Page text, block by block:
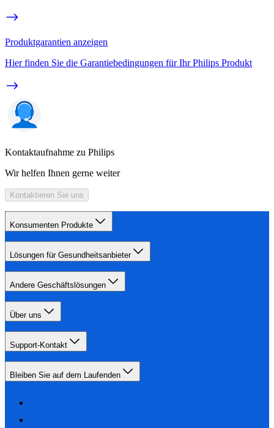
Produktgarantien anzeigen
Hier finden Sie die Garantiebedingungen für Ihr Philips Produkt
Kontaktaufnahme zu Philips
Wir helfen Ihnen gerne weiter
Kontaktieren Sie uns
Konsumenten Produkte
Lösungen für Gesundheitsanbieter
Andere Geschäftslösungen
Über uns
Support-Kontakt
Bleiben Sie auf dem Laufenden